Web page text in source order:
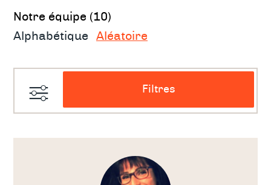
Notre équipe
Notre équipe (10)
Alphabétique
Aléatoire
Filtres
Voir